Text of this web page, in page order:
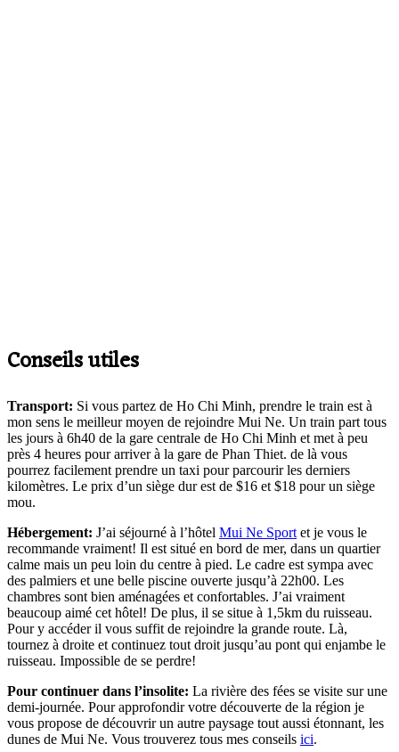
Conseils utiles
Transport: Si vous partez de Ho Chi Minh, prendre le train est à
mon sens le meilleur moyen de rejoindre Mui Ne. Un train part tous
les jours à 6h40 de la gare centrale de Ho Chi Minh et met à peu
près 4 heures pour arriver à la gare de Phan Thiet. de là vous
pourrez facilement prendre un taxi pour parcourir les derniers
kilomètres. Le prix d’un siège dur est de $16 et $18 pour un siège
mou.
Hébergement: J’ai séjourné à l’hôtel Mui Ne Sport et je vous le
recommande vraiment! Il est situé en bord de mer, dans un quartier
calme mais un peu loin du centre à pied. Le cadre est sympa avec
des palmiers et une belle piscine ouverte jusqu’à 22h00. Les
chambres sont bien aménagées et confortables. J’ai vraiment
beaucoup aimé cet hôtel! De plus, il se situe à 1,5km du ruisseau.
Pour y accéder il vous suffit de rejoindre la grande route. Là,
tournez à droite et continuez tout droit jusqu’au pont qui enjambe le
ruisseau. Impossible de se perdre!
Pour continuer dans l’insolite: La rivière des fées se visite sur une
demi-journée. Pour approfondir votre découverte de la région je
vous propose de découvrir un autre paysage tout aussi étonnant, les
dunes de Mui Ne. Vous trouverez tous mes conseils ici.